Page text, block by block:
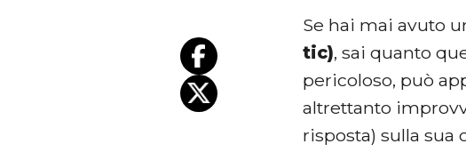
Se hai mai avuto
tic), sai quanto
pericoloso, può
altrettanto
risposta) sulla sua